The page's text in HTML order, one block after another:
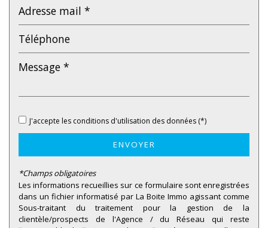
Enseignement supérieur
Lycée
Bureau de poste
statistiques
Propriétaires (vs. locataires)
Taxe habitation
21,31 %
Taxe foncière
23,12 %
Habitants de moins de 25 ans
28,27 %
J'accepte les conditions d'utilisation des données (*)
ENVOYER
*Champs obligatoires
Les informations recueillies sur ce formulaire sont enregistrées
dans un fichier informatisé par La Boite Immo agissant comme
Sous-traitant du traitement pour la gestion de la
clientèle/prospects de l'Agence / du Réseau qui reste